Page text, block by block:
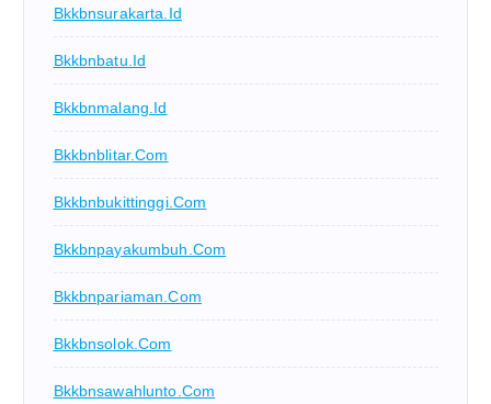
Bkkbnsurakarta.id
Bkkbnbatu.id
Bkkbnmalang.id
Bkkbnblitar.com
Bkkbnbukittinggi.com
Bkkbnpayakumbuh.com
Bkkbnpariaman.com
Bkkbnsolok.com
Bkkbnsawahlunto.com